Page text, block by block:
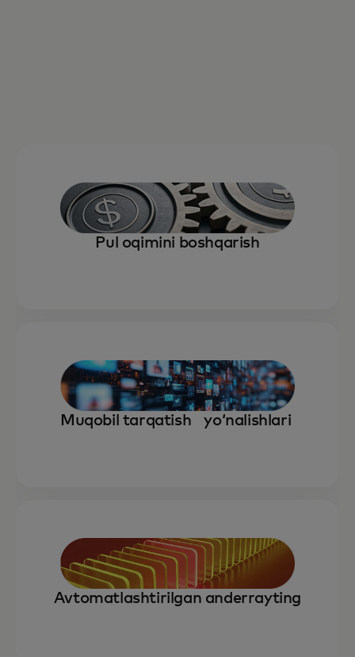
Pul oqimini boshqarish
Muqobil tarqatish yoʻnalishlari
Avtomatlashtirilgan anderrayting